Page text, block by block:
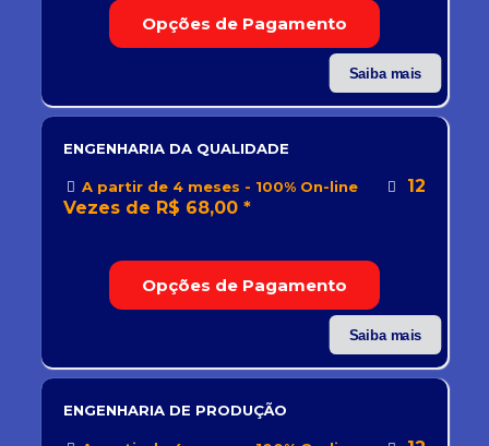
Opções de Pagamento
Saiba mais
Opções de Pagamento
Saiba mais
ENGENHARIA DA QUALIDADE
A partir de 4 meses - 100% On-line
12
Vezes de R$ 68,00 *
ENGENHARIA DE PRODUÇÃO